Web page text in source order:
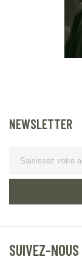
NEWSLETTER
SUIVEZ-NOUS